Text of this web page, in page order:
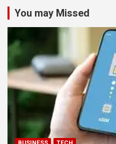
You may Missed